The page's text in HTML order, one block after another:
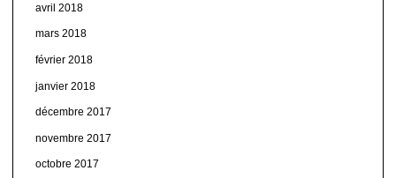
avril 2018
mars 2018
février 2018
janvier 2018
décembre 2017
novembre 2017
octobre 2017